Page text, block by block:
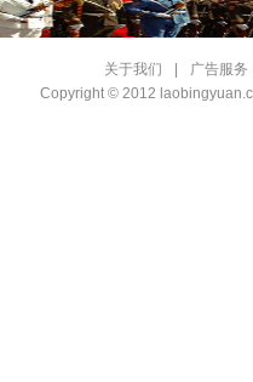
关于我们
广告服务
Copyright © 2012